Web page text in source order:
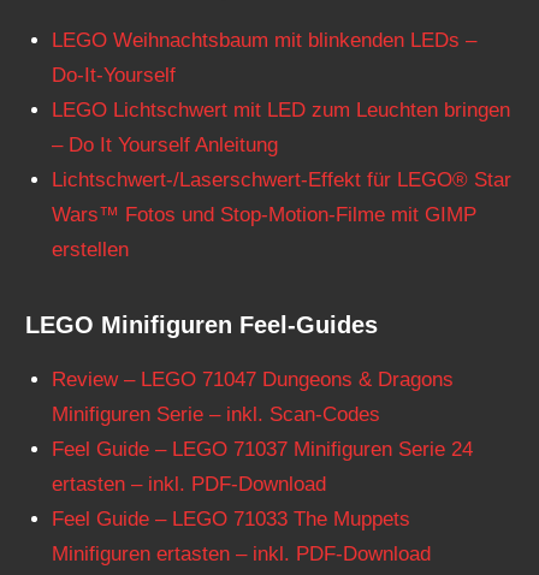
LEGO Weihnachtsbaum mit blinkenden LEDs –
Do-It-Yourself
LEGO Lichtschwert mit LED zum Leuchten bringen
– Do It Yourself Anleitung
Lichtschwert-/Laserschwert-Effekt für LEGO® Star
Wars™ Fotos und Stop-Motion-Filme mit GIMP
erstellen
LEGO Minifiguren Feel-Guides
Review – LEGO 71047 Dungeons & Dragons
Minifiguren Serie – inkl. Scan-Codes
Feel Guide – LEGO 71037 Minifiguren Serie 24
ertasten – inkl. PDF-Download
Feel Guide – LEGO 71033 The Muppets
Minifiguren ertasten – inkl. PDF-Download